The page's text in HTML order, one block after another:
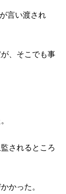
言い渡され
、そこでも事
されるところ
かった。